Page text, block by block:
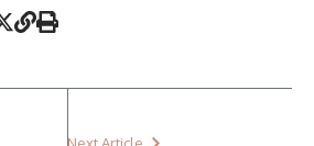
Next Article